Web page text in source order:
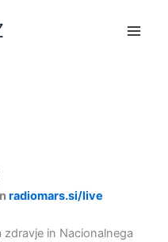
radiomars.si/live
in Nacionalnega